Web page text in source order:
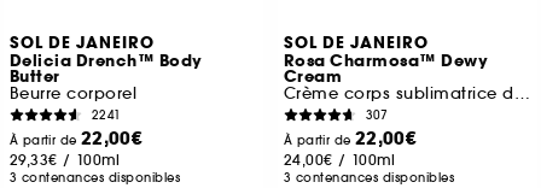
SOL DE JANEIRO
Delicia Drench™ Body
Butter
Beurre corporel
2241
À partir de 22,00€
29,33€ / 100ml
3 contenances disponibles
SOL DE JANEIRO
Rosa Charmosa™ Dewy
Cream
Crème corps sublimatrice d'éclat
307
À partir de 22,00€
24,00€ / 100ml
3 contenances disponibles